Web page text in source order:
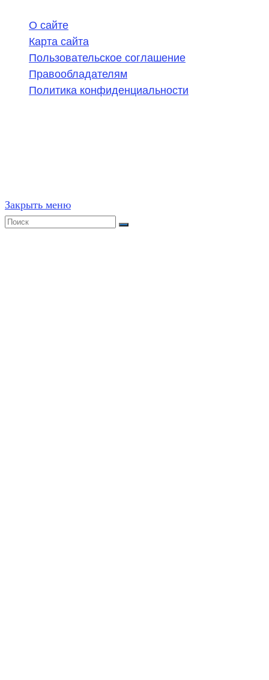
О сайте
Карта сайта
Пользовательское соглашение
Правообладателям
Политика конфиденциальности
Закрыть меню